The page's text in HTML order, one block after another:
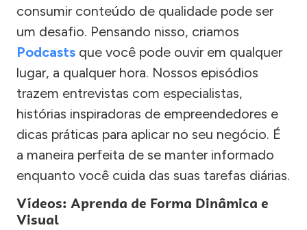
consumir conteúdo de qualidade pode ser
um desafio. Pensando nisso, criamos
Podcasts que você pode ouvir em qualquer
lugar, a qualquer hora. Nossos episódios
trazem entrevistas com especialistas,
histórias inspiradoras de empreendedores e
dicas práticas para aplicar no seu negócio. É
a maneira perfeita de se manter informado
enquanto você cuida das suas tarefas diárias.
Vídeos: Aprenda de Forma Dinâmica e
Visual